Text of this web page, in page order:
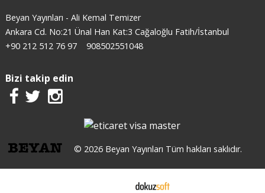
Beyan Yayınları - Ali Kemal Temizer
Ankara Cd. No:21 Ünal Han Kat:3 Cağaloğlu Fatih/İstanbul
+90 212 512 76 97
908502551048
Bizi takip edin
© 2026 Beyan Yayınları Tüm hakları saklıdır.